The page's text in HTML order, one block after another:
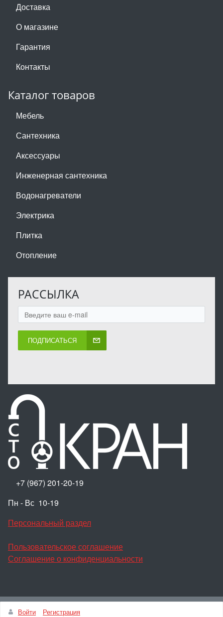
Доставка
О магазине
Гарантия
Контакты
Каталог товаров
Мебель
Сантехника
Аксессуары
Инженерная сантехника
Водонагреватели
Электрика
Плитка
Отопление
РАССЫЛКА
ПОДПИСАТЬСЯ
+7 (967) 201-20-19
Пн - Вс 10-19
Персональный раздел
Пользовательское соглашение
Соглашение о конфиденциальности
Наверх
Войти Регистрация